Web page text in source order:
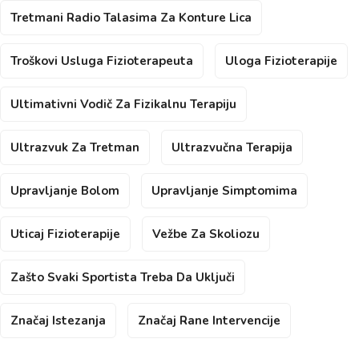
Tretmani Radio Talasima Za Konture Lica
Troškovi Usluga Fizioterapeuta Uloga Fizioterapije
Ultimativni Vodič Za Fizikalnu Terapiju
Ultrazvuk Za Tretman Ultrazvučna Terapija
Upravljanje Bolom Upravljanje Simptomima
Uticaj Fizioterapije Vežbe Za Skoliozu
Zašto Svaki Sportista Treba Da Uključi
Značaj Istezanja Značaj Rane Intervencije